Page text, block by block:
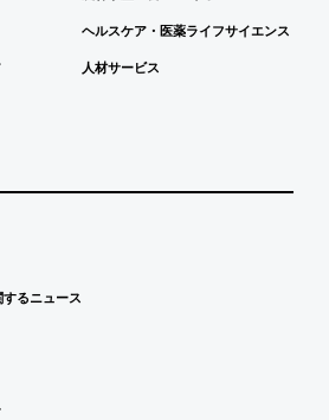
ヘルスケア・医薬ライフサイエンス
人材サービス
るニュース